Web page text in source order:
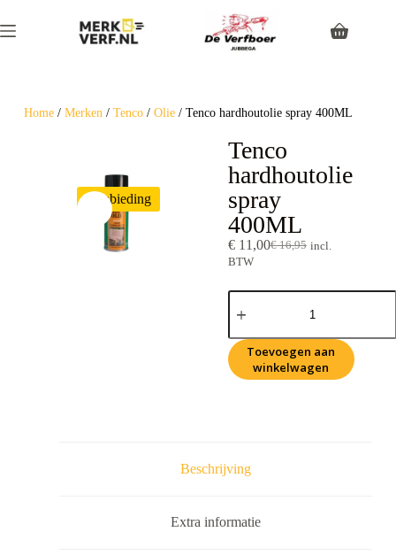
Home/ Merken/ Tenco/ Olie/ Tenco hardhoutolie spray 400ML
Aanbieding
Tenco
hardhoutolie
spray
400ML
€16,95
€11,00
incl.
BTW
Toevoegen aan
winkelwagen
Beschrijving
Extra informatie